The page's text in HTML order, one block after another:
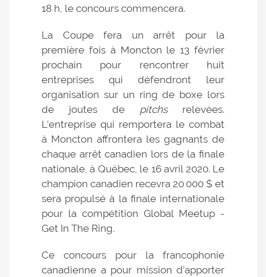
18 h, le concours commencera.
La Coupe fera un arrêt pour la
première fois à Moncton le 13 février
prochain pour rencontrer huit
entreprises qui défendront leur
organisation sur un ring de boxe lors
de joutes de pitchsrelevées.
L’entreprise qui remportera le combat
à Moncton affrontera les gagnants de
chaque arrêt canadien lors de la finale
nationale, à Québec, le 16 avril 2020. Le
champion canadien recevra 20 000 $ et
sera propulsé à la finale internationale
pour la compétition Global Meetup -
Get In The Ring.
Ce concours pour la francophonie
canadienne a pour mission d’apporter